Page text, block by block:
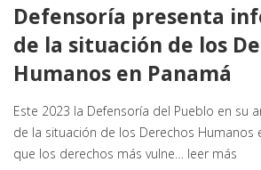
Defensoría presenta
de la situación de los
Humanos en Panamá
Este 2023 la Defensoría del Pueblo en su
de la situación de los Derechos Humanos
que los derechos más vulne… leer más